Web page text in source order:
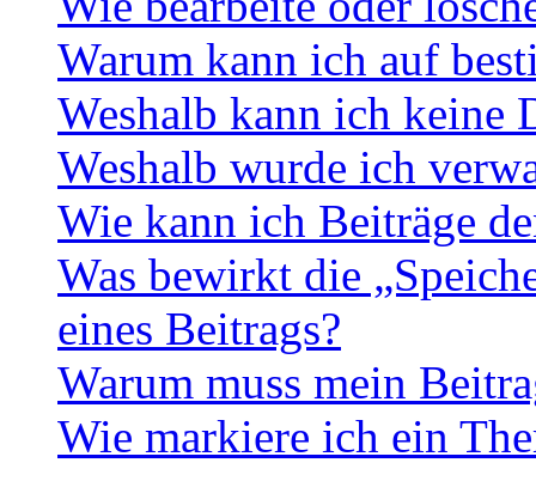
Warum kann ich auf
Weshalb kann ich keine
Weshalb wurde ich
Wie kann ich Beiträge
Was bewirkt die
eines Beitrags?
Warum muss mein
Wie markiere ich ein